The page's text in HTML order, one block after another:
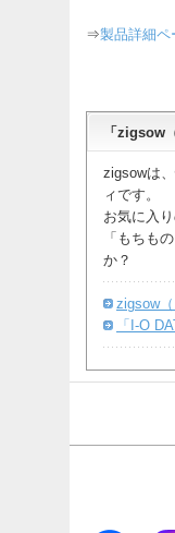
⇒製品詳細ペ
「zigsow
zigsowは
ィです。
お気に入
「もちも
か？
zigsow（
「I-O